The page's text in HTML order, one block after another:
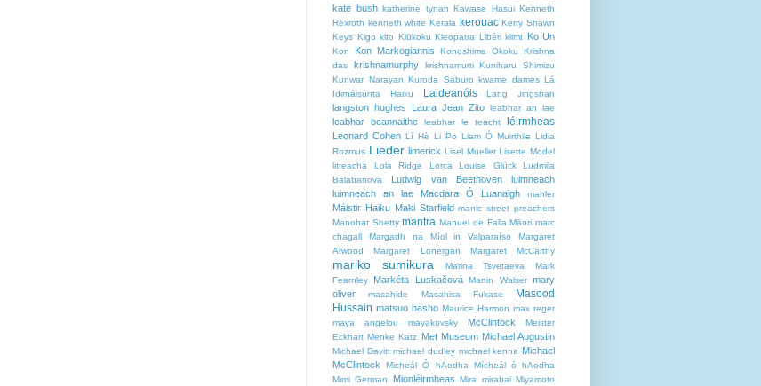
kate bush katherine tynan Kawase Hasui Kenneth
Rexroth kenneth white Kerala kerouac Kerry Shawn
Keys Kigo kito Kiūkoku Kleopatra Libéri klimt Ko Un
Kon Kon Markogiannis Konoshima Okoku
Krishna
das
krishnamurphy krishnamurti
Kuniharu Shimizu
Kunwar Narayan Kuroda Saburo kwame dames Lá
Idirnáisúnta Haiku
Laideanóis Lang Jingshan
langston hughes Laura Jean Zito leabhar an lae
leabhar beannaithe leabhar le teacht léirmheas
Leonard Cohen Lí Hè Li Po Liam Ó Muirthile Lidia
Rozmus Lieder limerick Lisel Mueller Lisette Model
litreacha
Lola Ridge Lorca Louise Glück
Ludmila
Balabanova
Ludwig van Beethoven
luimneach
luimneach an lae
Macdara Ó Luanaigh mahler
Máistir Haiku Maki Starfield manic street preachers
Manohar Shetty mantra Manuel de Falla Māori marc
chagall
Margadh na Míol in Valparaíso
Margaret
Atwood
Margaret Lonergan Margaret McCarthy
mariko sumikura Marina Tsvetaeva
Mark
Fearnley
Markéta Luskačová Martin Walser mary
oliver
masahide Masahisa Fukase
Masood
Hussain matsuo basho Maurice Harmon max reger
maya angelou
mayakovsky McClintock
Meister
Eckhart Menke Katz Met Museum Michael Augustin
Michael Davitt michael dudley michael kenna Michael
McClintock
Micheál Ó hAodha
Mícheál ó hAodha
Mimi German
Mionléirmheas Mira mirabai Miyamoto